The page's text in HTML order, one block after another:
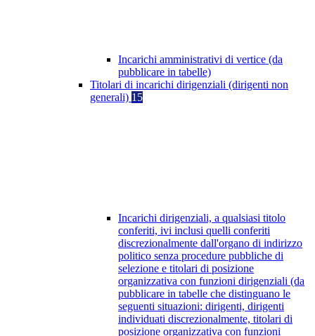
Incarichi amministrativi di vertice (da
pubblicare in tabelle)
Titolari di incarichi dirigenziali (dirigenti non
generali) 15
Incarichi dirigenziali, a qualsiasi titolo
conferiti, ivi inclusi quelli conferiti
discrezionalmente dall'organo di indirizzo
politico senza procedure pubbliche di
selezione e titolari di posizione
organizzativa con funzioni dirigenziali (da
pubblicare in tabelle che distinguano le
seguenti situazioni: dirigenti, dirigenti
individuati discrezionalmente, titolari di
posizione organizzativa con funzioni